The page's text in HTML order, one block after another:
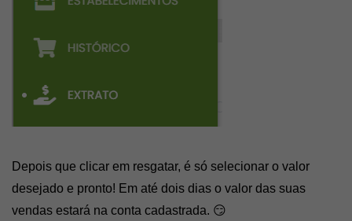
Depois que clicar em resgatar, é só selecionar o valor
desejado e pronto! Em até dois dias o valor das suas
vendas estará na conta cadastrada. 😏